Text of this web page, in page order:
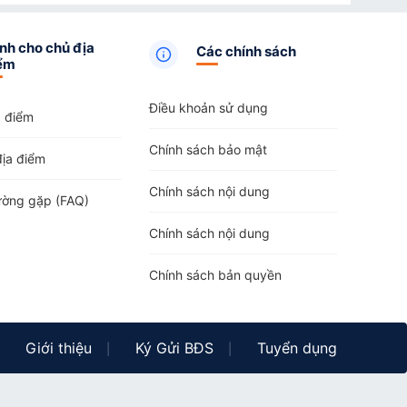
Khách sạn
sạn tại Xã Bắc Hà ,Khách sạn tại Xã Tả Củ Tỷ
sạn
cho chủ địa
điểm
điểm
gặp (FAQ)
Các chính sách
Điều khoản sử dụng
Chính sách bảo mật
Chính sách nội dung
Chính sách nội dung
Chính sách bản quyền
Giới thiệu Ký Gửi BĐS Tuyển dụng